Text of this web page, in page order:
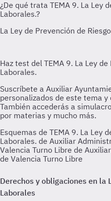
Esquemas de TEMA 9. La Ley
Laborales. de Auxiliar
Valencia Turno Libre de
de Valencia Turno Libre
Derechos y obligaciones en la
Laborales